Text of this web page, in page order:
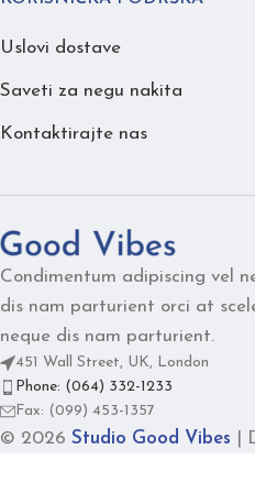
Uslovi dostave
Saveti za negu nakita
Kontaktirajte nas
Condimentum adipiscing vel
dis nam parturient orci at
neque dis nam parturient.
451 Wall Street, UK, London
Phone: (064) 332-1233
Fax: (099) 453-1357
© 2026 Studio Good Vibes